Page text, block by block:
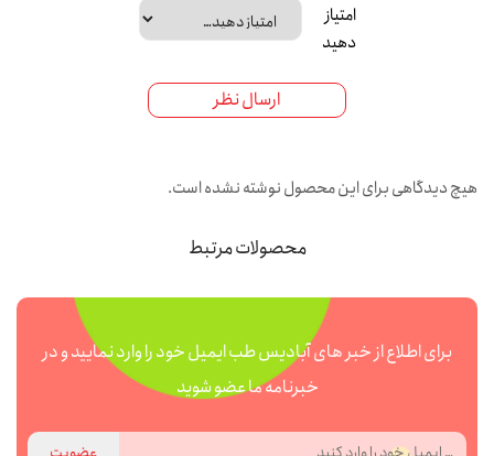
امتیاز
دهید
ارسال نظر
هیچ دیدگاهی برای این محصول نوشته نشده است.
محصولات مرتبط
برای اطلاع از خبر های آبادیس طب ایمیل خود را وارد نمایید و در
خبرنامه ما عضو شوید